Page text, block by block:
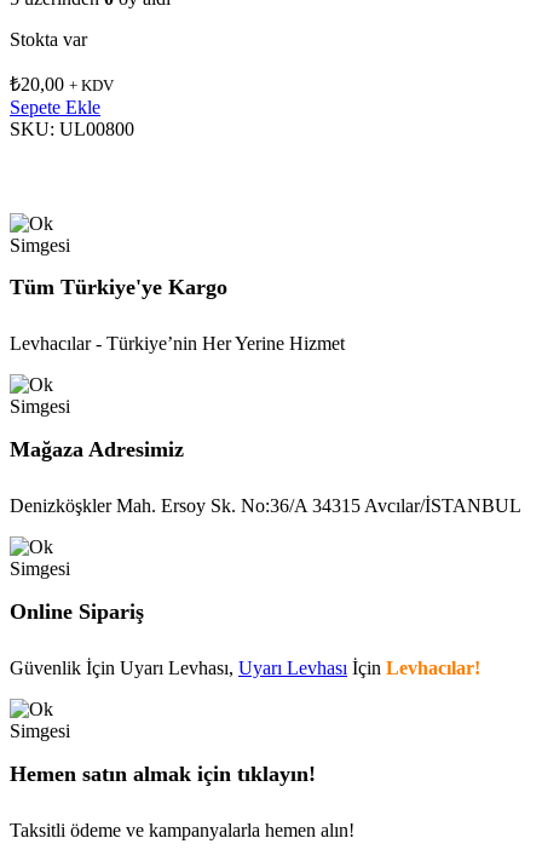
Stokta var
₺20,00 + KDV
Sepete Ekle
SKU: UL00800
Tüm Türkiye'ye Kargo
Levhacılar - Türkiye’nin Her Yerine Hizmet
Mağaza Adresimiz
Denizköşkler Mah. Ersoy Sk. No:36/A 34315 Avcılar/İSTANBUL
Online Sipariş
Güvenlik İçin Uyarı Levhası, Uyarı Levhası İçin Levhacılar!
Hemen satın almak için tıklayın!
Taksitli ödeme ve kampanyalarla hemen alın!